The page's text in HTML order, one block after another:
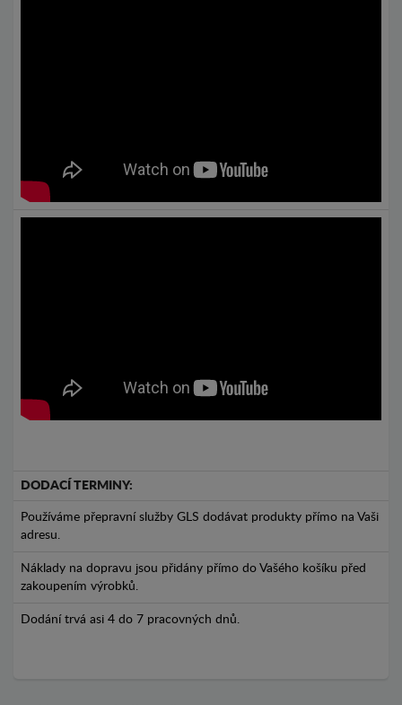
DODACÍ TERMINY:
Používáme přepravní služby GLS dodávat produkty přímo na Vaši
adresu.
Náklady na dopravu jsou přidány přímo do Vašého košíku před
zakoupením výrobků.
Dodání trvá asi 4 do 7 pracovných dnů.